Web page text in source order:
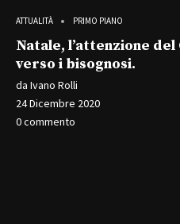
ATTUALITÀ PRIMO PIANO
Natale, l’attenzione
verso i bisognosi.
da Ivano Rolli
24 Dicembre 2020
0 commento